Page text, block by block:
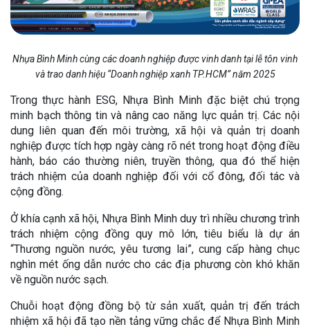
Nhựa Bình Minh cùng các doanh nghiệp được vinh danh tại lễ tôn vinh
và trao danh hiệu “Doanh nghiệp xanh TP.HCM” năm 2025
Trong thực hành ESG, Nhựa Bình Minh đặc biệt chú trọng
minh bạch thông tin và nâng cao năng lực quản trị. Các nội
dung liên quan đến môi trường, xã hội và quản trị doanh
nghiệp được tích hợp ngày càng rõ nét trong hoạt động điều
hành, báo cáo thường niên, truyền thông, qua đó thể hiện
trách nhiệm của doanh nghiệp đối với cổ đông, đối tác và
cộng đồng.
Ở khía cạnh xã hội, Nhựa Bình Minh duy trì nhiều chương trình
trách nhiệm cộng đồng quy mô lớn, tiêu biểu là dự án
“Thương nguồn nước, yêu tương lai”, cung cấp hàng chục
nghìn mét ống dẫn nước cho các địa phương còn khó khăn
về nguồn nước sạch.
Chuỗi hoạt động đồng bộ từ sản xuất, quản trị đến trách
nhiệm xã hội đã tạo nền tảng vững chắc để Nhựa Bình Minh